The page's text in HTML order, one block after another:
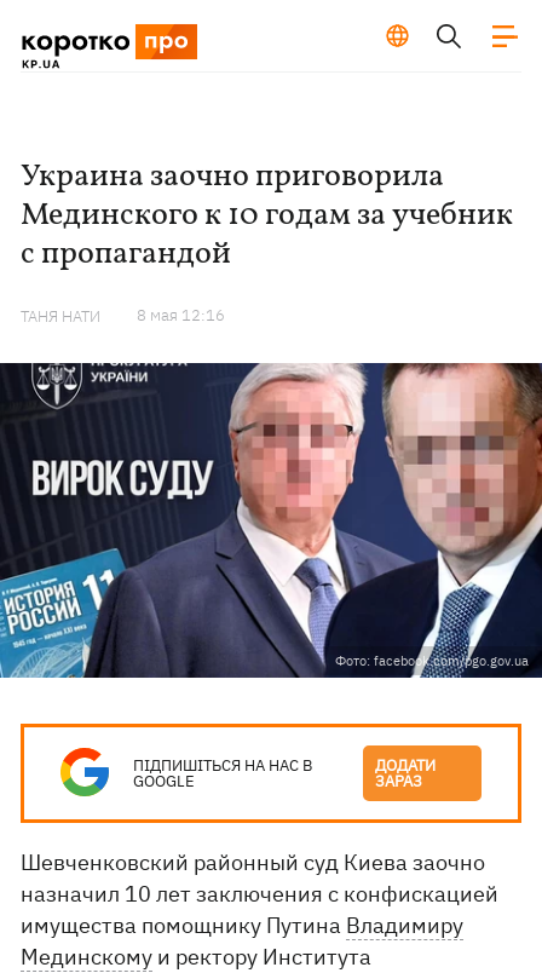
Украина заочно приговорила
Мединского к 10 годам за учебник
с пропагандой
ТАНЯ НАТИ 8 мая 12:16
Фото: facebook.com/pgo.gov.ua
ПІДПИШІТЬСЯ НА НАС В
GOOGLE
ДОДАТИ
ЗАРАЗ
Шевченковский районный суд Киева заочно
назначил 10 лет заключения с конфискацией
имущества помощнику Путина Владимиру
Мединскому и ректору Института